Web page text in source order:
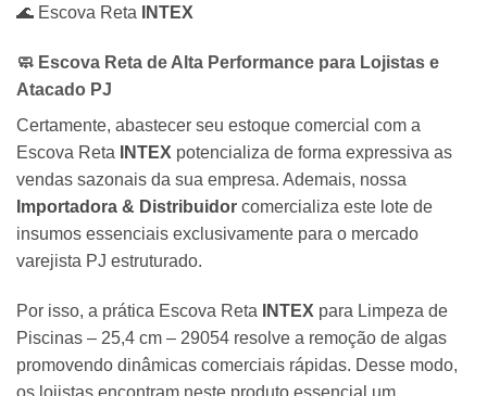
🌊 Escova Reta INTEX
🧼 Escova Reta de Alta Performance para Lojistas e
Atacado PJ
Certamente, abastecer seu estoque comercial com a
Escova Reta
INTEX potencializa de forma expressiva as
vendas sazonais da sua empresa. Ademais, nossa
Importadora & Distribuidor comercializa este lote de
insumos essenciais exclusivamente para o mercado
varejista PJ estruturado.
Por isso, a prática Escova Reta INTEX para Limpeza de
Piscinas – 25,4 cm – 29054 resolve a remoção de algas
promovendo dinâmicas comerciais rápidas. Desse modo,
os lojistas encontram neste produto essencial um